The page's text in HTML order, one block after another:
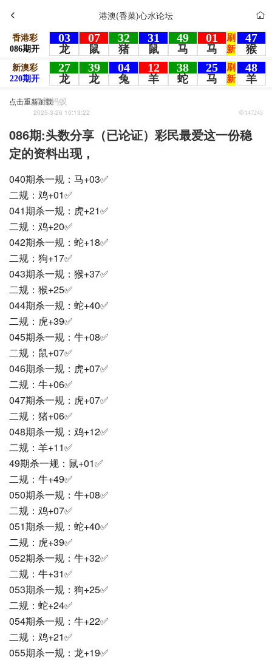
港澳(香菜)心水论坛
点击重新加载
骑着蚂蚁
2025-3-26 10:13:22 147243
086期:头数分享（已论证）彩民最爱这一份稳
定的资料出现，
040期杀一规：马+03✅
二规：鸡+01✅
041期杀一规：虎+21✅
二规：鸡+20✅
042期杀一规：蛇+18✅
二规：狗+17✅
043期杀一规：猴+37✅
二规：猴+25✅
044期杀一规：蛇+40✅
二规：虎+39✅
045期杀一规：牛+08✅
二规：鼠+07✅
046期杀一规：虎+07✅
二规：牛+06✅
047期杀一规：虎+07✅
二规：猪+06✅
048期杀一规：鸡+12✅
二规：羊+11✅
49期杀一规：鼠+01✅
二规：牛+49✅
050期杀一规：牛+08✅
二规：鸡+07✅
051期杀一规：蛇+40✅
二规：虎+39✅
052期杀一规：牛+32✅
二规：牛+31✅
053期杀一规：狗+25✅
二规：蛇+24✅
054期杀一规：牛+22✅
二规：鸡+21✅
055期杀一规：龙+19✅